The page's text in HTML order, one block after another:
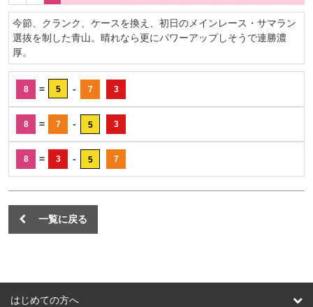
今節、クランク、ケースを換え、初日のメインレース・サマラン
選抜を制した青山。晴れなら更にパワーアップしそうで連勝濃
厚。
8 = 5 - 7 3
8 = 7 - 5 3
8 = 3 - 5 7
一覧に戻る
はじめての方へ